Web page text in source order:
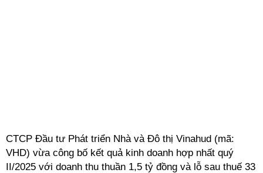
CTCP Đầu tư Phát triển Nhà và Đô thị Vinahud (mã:
VHD) vừa công bố kết quả kinh doanh hợp nhất quý
II/2025 với doanh thu thuần 1,5 tỷ đồng và lỗ sau thuế 33